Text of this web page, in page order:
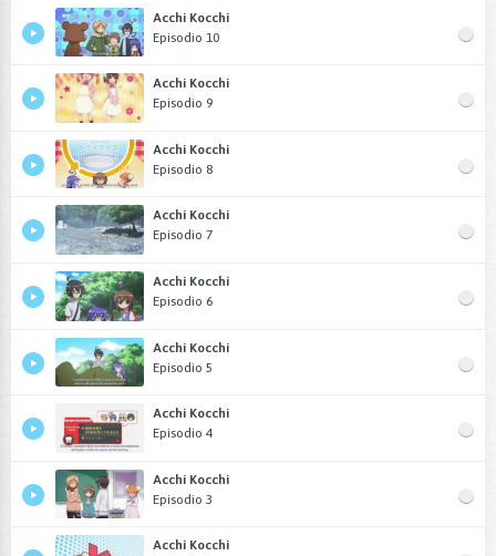
Acchi Kocchi
Episodio 10
Acchi Kocchi
Episodio 9
Acchi Kocchi
Episodio 8
Acchi Kocchi
Episodio 7
Acchi Kocchi
Episodio 6
Acchi Kocchi
Episodio 5
Acchi Kocchi
Episodio 4
Acchi Kocchi
Episodio 3
Acchi Kocchi